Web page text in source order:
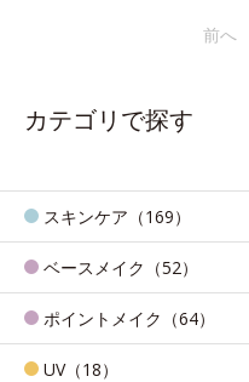
前へ
カテゴリで探す
スキンケア（169）
ベースメイク（52）
ポイントメイク（64）
UV（18）